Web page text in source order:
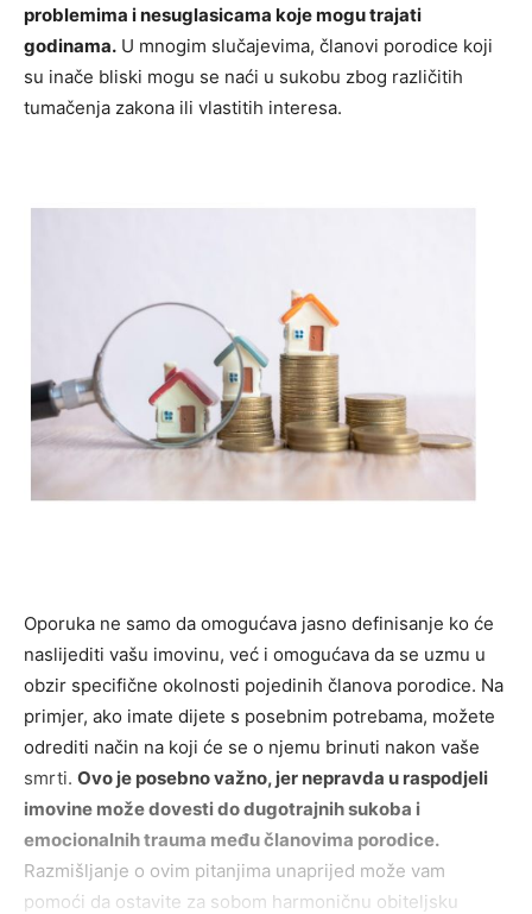
problemima i nesuglasicama koje mogu trajati
godinama. U mnogim slučajevima, članovi porodice koji
su inače bliski mogu se naći u sukobu zbog različitih
tumačenja zakona ili vlastitih interesa.
Oporuka ne samo da omogućava jasno definisanje ko će
naslijediti vašu imovinu, već i omogućava da se uzmu u
obzir specifične okolnosti pojedinih članova porodice. Na
primjer, ako imate dijete s posebnim potrebama, možete
odrediti način na koji će se o njemu brinuti nakon vaše
smrti. Ovo je posebno važno, jer nepravda u raspodjeli
imovine može dovesti do dugotrajnih sukoba i
emocionalnih trauma među članovima porodice.
Razmišljanje o ovim pitanjima unaprijed može vam
pomoći da ostavite za sobom harmoničnu obiteljsku